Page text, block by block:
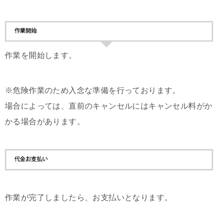
作業を開始します。
※危険作業のため入念な準備を行っております。
場合によっては、直前のキャンセルにはキャンセル料がか
かる場合があります。
作業が完了しましたら、お支払いとなります。